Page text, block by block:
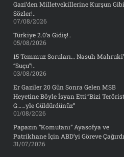
Gazi’den Milletvekillerine Kurşun Gibi
Sözler!..
07/08/2026
Türkiye 2.0’a Gidiş!..
05/08/2026
15 Temmuz Soruları… Nasuh
“Suçu”!..
03/08/2026
Er Gaziler 20 Gün Sonra Gelen MSB
Heyetine Böyle İsyan Etti:“Bizi
G……yle Güldürdünüz”
01/08/2026
Papazın “Komutanı” Ayasofya ve
Patrikhane İçin ABD’yi Göreve
31/07/2026